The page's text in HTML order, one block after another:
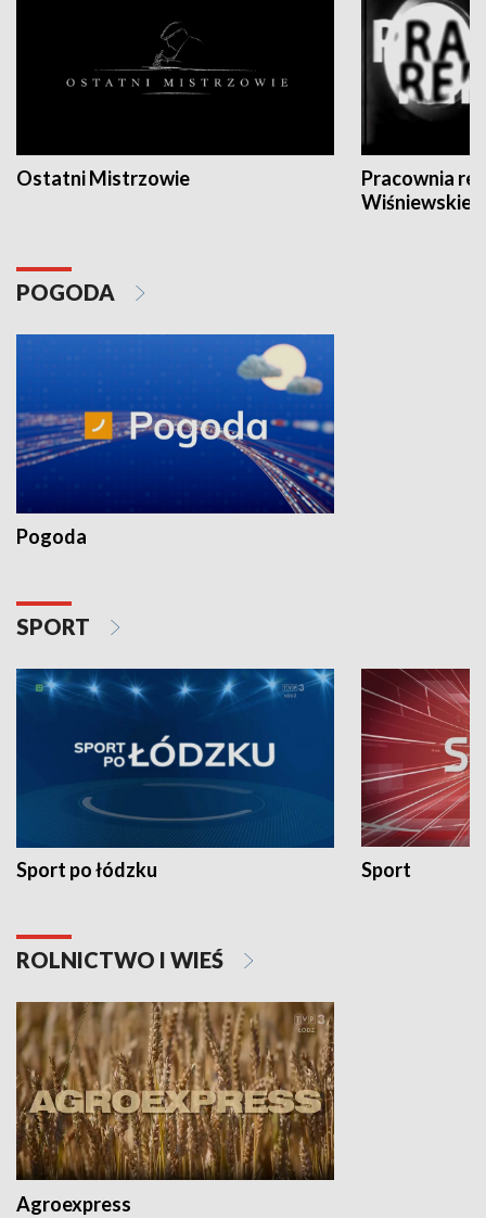
Ostatni Mistrzowie
Pracownia
POGODA
Pogoda
SPORT
Sport po łódzku Sport
ROLNICTWO I WIEŚ
Agroexpress